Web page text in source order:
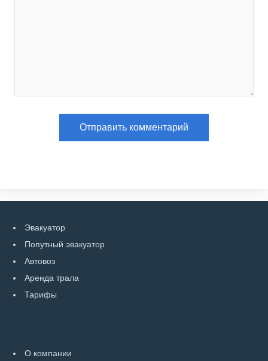
Эвакуатор
Попутный эвакуатор
Автовоз
Аренда трала
Тарифы
О компании